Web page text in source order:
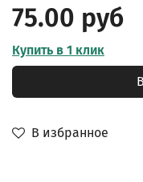
В избранное
75.00 руб
Купить в 1 клик